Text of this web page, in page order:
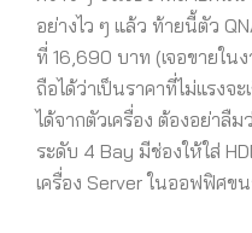
อย่างไว ๆ แล้ว ท้ายนี้ตัว
ที่ 16,690 บาท (เจอขายใน
ถือได้ว่าเป็นราคาที่ไม่แรงจ
ได้จากตัวเครื่อง ต้องอย่าลืม
ระดับ 4 Bay มีช่องให้ใส่
เครื่อง Server ในออฟฟิศข